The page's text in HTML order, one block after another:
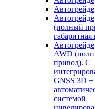
(полный
габаритная
AWD
привод). С
GNSS 3D +
системой